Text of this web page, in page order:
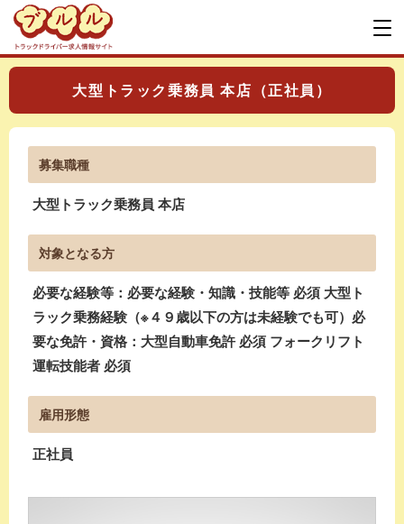
大型トラック乗務員 本店（正社員）
募集職種
大型トラック乗務員 本店
対象となる方
必要な経験等：必要な経験・知識・技能等 必須 大型ト
ラック乗務経験（※４９歳以下の方は未経験でも可）必
要な免許・資格：大型自動車免許 必須 フォークリフト
運転技能者 必須
雇用形態
正社員